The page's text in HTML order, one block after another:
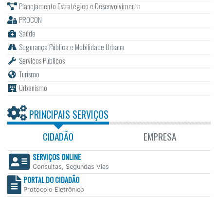
Planejamento Estratégico e Desenvolvimento
PROCON
Saúde
Segurança Pública e Mobilidade Urbana
Serviços Públicos
Turismo
Urbanismo
PRINCIPAIS SERVIÇOS
CIDADÃO EMPRESA
SERVIÇOS ONLINE
Consultas, Segundas Vias
PORTAL DO CIDADÃO
Protocolo Eletrônico